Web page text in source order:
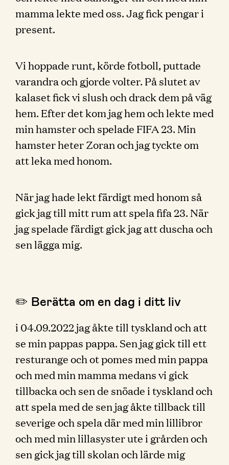
mamma lekte med oss. Jag fick pengar i
present.
Vi hoppade runt, körde fotboll, puttade
varandra och gjorde volter. På slutet av
kalaset fick vi slush och drack dem på väg
hem. Efter det kom jag hem och lekte med
min hamster och spelade FIFA 23. Min
hamster heter Zoran och jag tyckte om
att leka med honom.
När jag hade lekt färdigt med honom så
gick jag till mitt rum att spela fifa 23. När
jag spelade färdigt gick jag att duscha och
sen lägga mig.
✏️ Berätta om en dag i ditt liv
i 04.09.2022 jag åkte till tyskland och att
se min pappas pappa. Sen jag gick till ett
resturange och ot pomes med min pappa
och med min mamma medans vi gick
tillbacka och sen de snöade i tyskland och
att spela med de sen jag åkte tillback till
severige och spela där med min lillibror
och med min lillasyster ute i grården och
sen gick jag till skolan och lärde mig